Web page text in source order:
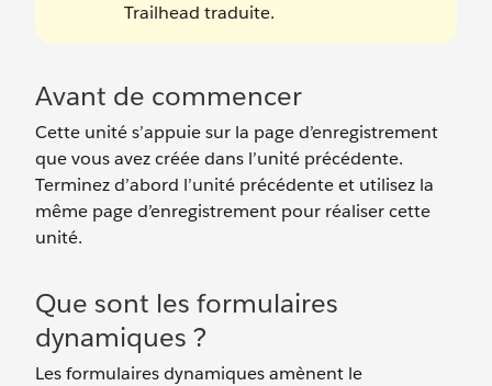
Trailhead traduite.
Avant de commencer
Cette unité s’appuie sur la page d’enregistrement
que vous avez créée dans l’unité précédente.
Terminez d’abord l’unité précédente et utilisez la
même page d’enregistrement pour réaliser cette
unité.
Que sont les formulaires
dynamiques ?
Les formulaires dynamiques amènent le